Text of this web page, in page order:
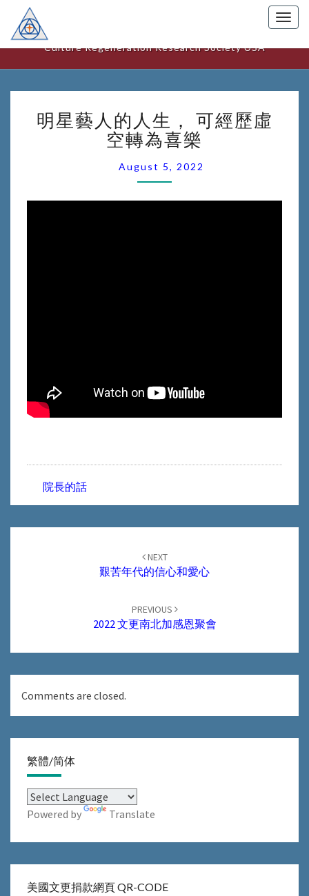
美國文化更新研究中心
Culture Regeneration Research Society USA
星
藝
人
的
人
明星藝人的人生， 可經歷虛
空轉為喜樂
August 5, 2022
院長的話
NEXT
艱苦年代的信心和愛心
PREVIOUS
2022 文更南北加感恩聚會
Comments are closed.
繁體/简体
Powered by Translate
美國文更捐款網頁 QR-CODE